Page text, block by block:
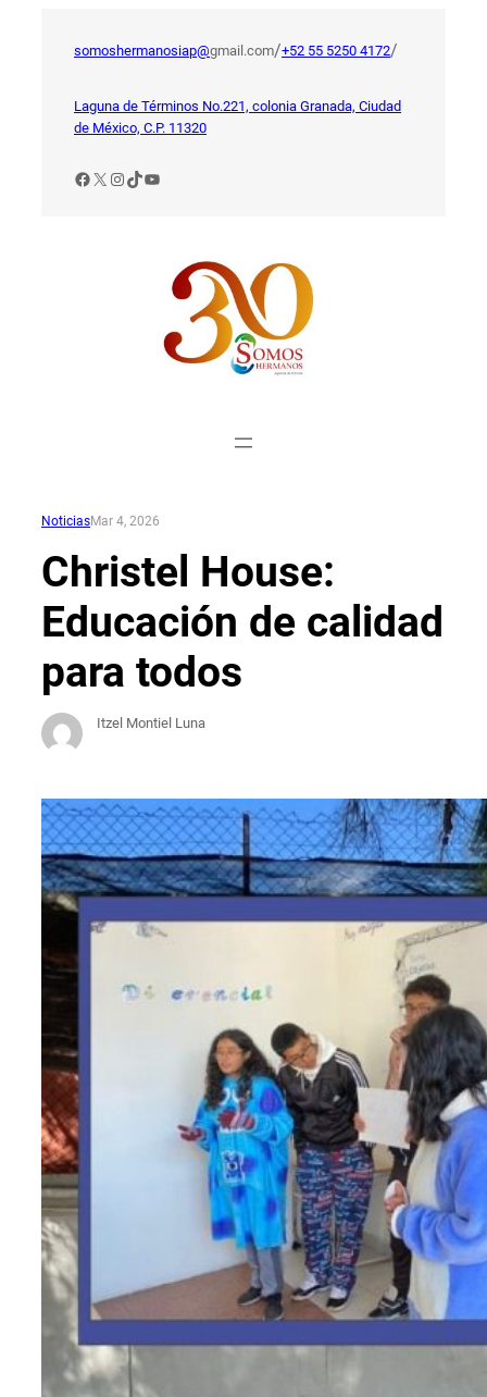
somoshermanosiap@gmail.com/+52 55 5250 4172/
Laguna de Términos No.221, colonia Granada, Ciudad
de México, C.P. 11320
Facebook
X Instagram
TikTok
YouTube
NoticiasMar 4, 2026
Christel House:
Educación de calidad
para todos
Itzel Montiel Luna